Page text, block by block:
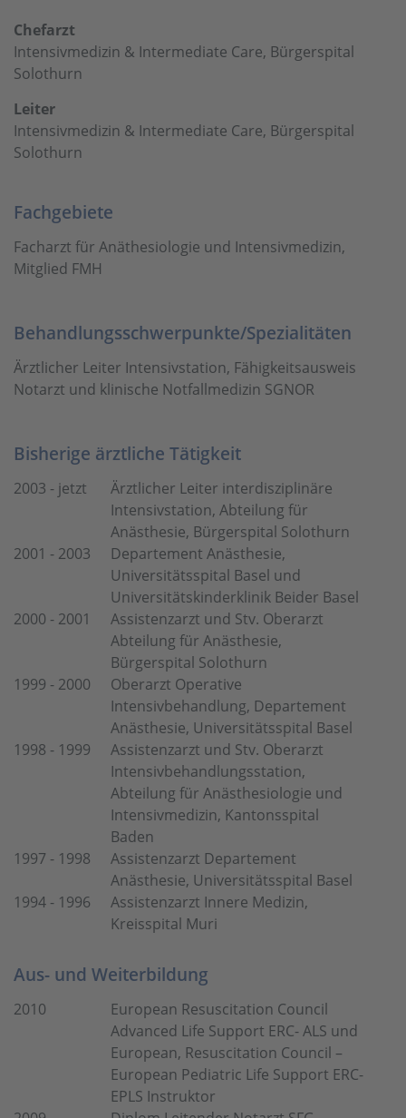
Chefarzt
Intensivmedizin & Intermediate Care, Bürgerspital
Solothurn
Leiter
Intensivmedizin & Intermediate Care, Bürgerspital
Solothurn
Fachgebiete
Facharzt für Anäthesiologie und Intensivmedizin,
Mitglied FMH
Behandlungsschwerpunkte/Spezialitäten
Ärztlicher Leiter Intensivstation, Fähigkeitsausweis
Notarzt und klinische Notfallmedizin SGNOR
Bisherige ärztliche Tätigkeit
2003 - jetzt
Ärztlicher Leiter interdisziplinäre
Intensivstation, Abteilung für
Anästhesie, Bürgerspital Solothurn
2001 - 2003
Departement Anästhesie,
Universitätsspital Basel und
Universitätskinderklinik Beider Basel
2000 - 2001
Assistenzarzt und Stv. Oberarzt
Abteilung für Anästhesie,
Bürgerspital Solothurn
1999 - 2000
Oberarzt Operative
Intensivbehandlung, Departement
Anästhesie, Universitätsspital Basel
1998 - 1999
Assistenzarzt und Stv. Oberarzt
Intensivbehandlungsstation,
Abteilung für Anästhesiologie und
Intensivmedizin, Kantonsspital
Baden
1997 - 1998
Assistenzarzt Departement
Anästhesie, Universitätsspital Basel
1994 - 1996
Assistenzarzt Innere Medizin,
Kreisspital Muri
Aus- und Weiterbildung
2010
European Resuscitation Council
Advanced Life Support ERC- ALS und
European, Resuscitation Council –
European Pediatric Life Support ERC-
EPLS Instruktor